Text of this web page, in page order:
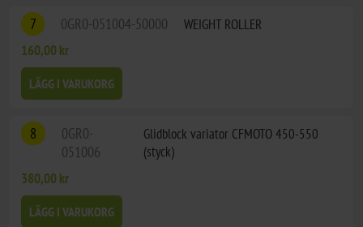
7 0GR0-051004-50000
WEIGHT ROLLER
160,00 kr
LÄGG I VARUKORG
8
0GR0-
051006
Glidblock variator CFMOTO 450-550
(styck)
380,00 kr
LÄGG I VARUKORG